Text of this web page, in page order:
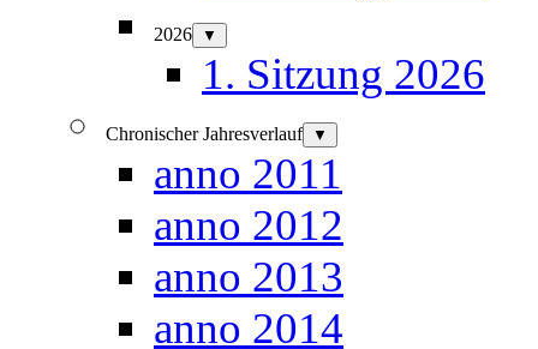
2026 ▼
1. Sitzung 2026
Chronischer Jahresverlauf ▼
anno 2011
anno 2012
anno 2013
anno 2014